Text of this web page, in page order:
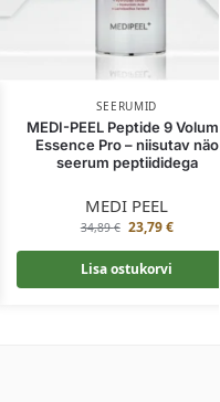
SEERUMID
MEDI-PEEL Peptide 9
Essence Pro – niisutav näo
seerum peptiididega
MEDI PEEL
34,89€ 23,79€
Lisa ostukorvi